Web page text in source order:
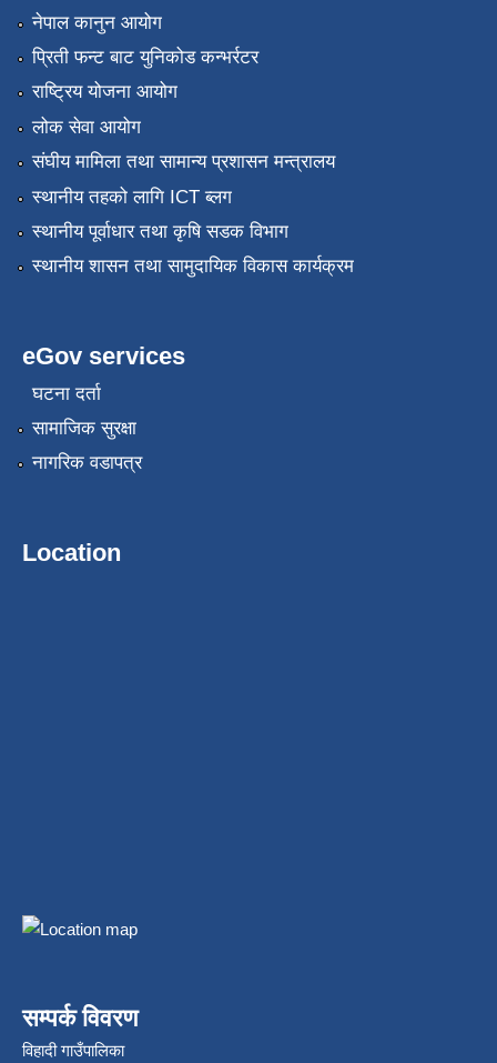
नेपाल कानुन आयोग
प्रिती फन्ट बाट युनिकोड कन्भर्रटर
राष्ट्रिय योजना आयोग
लोक सेवा आयोग
संघीय मामिला तथा सामान्य प्रशासन मन्त्रालय
स्थानीय तहको लागि ICT ब्लग
स्थानीय पूर्वाधार तथा कृषि सडक विभाग
स्थानीय शासन तथा सामुदायिक विकास कार्यक्रम
eGov services
घटना दर्ता
सामाजिक सुरक्षा
नागरिक वडापत्र
Location
सम्पर्क विवरण
विहादी गाउँपालिका